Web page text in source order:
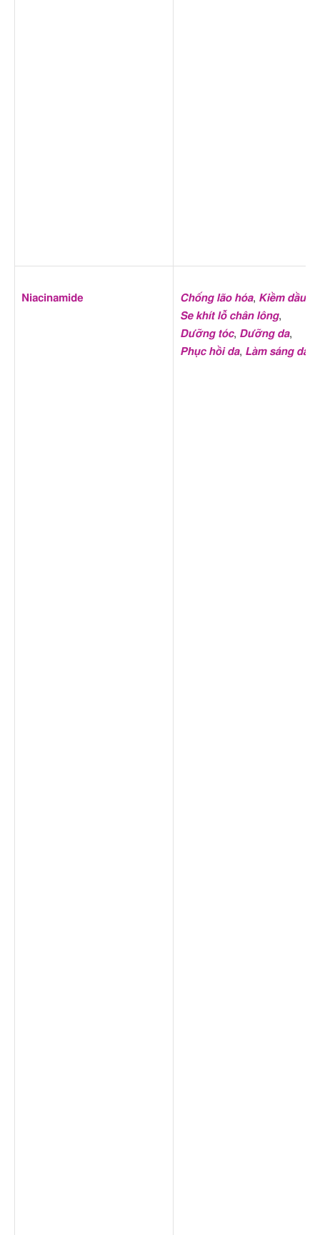
Niacinamide Chống lão hóa, Kiềm dầu
Se khít lỗ chân lông,
Dưỡng tóc, Dưỡng da,
Phục hồi da, Làm sáng da